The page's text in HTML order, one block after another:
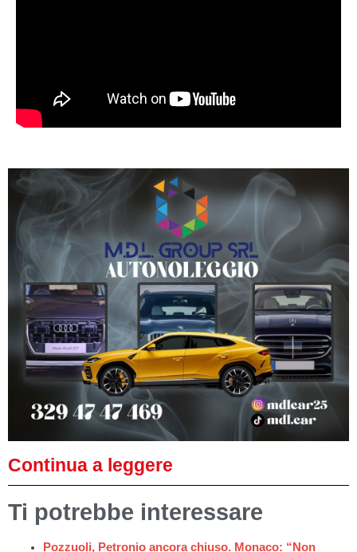
Continua a leggere
Ti potrebbe interessare
Pozzuoli, Petronio ancora chiuso. Monaco: “Non